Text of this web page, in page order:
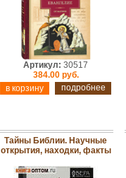
Артикул: 30517
384.00 руб.
подробнее
Тайны Библии. Научные
открытия, находки, факты